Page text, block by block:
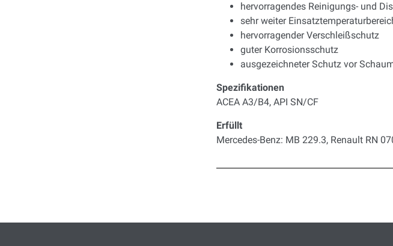
hervorragendes Reinigungs- und
sehr weiter
hervorragender Verschleißschutz
guter Korrosionsschutz
ausgezeichneter Schutz vor
Spezifikationen
ACEA A3/B4, API SN/CF
Erfüllt
Mercedes-Benz: MB 229.3, Renault RN